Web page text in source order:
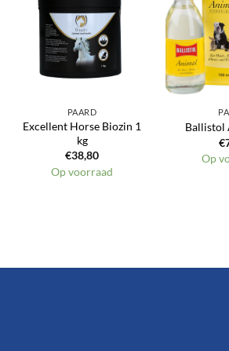
Toevoegen
aan
verlanglijst
PAARD
Excellent Horse Biozin 1
kg
€38,80
Op voorraad
Ballistol
€
Op